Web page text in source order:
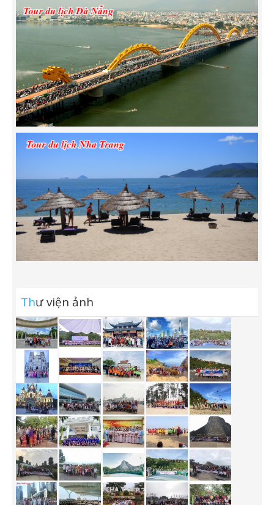
Thư viện ảnh